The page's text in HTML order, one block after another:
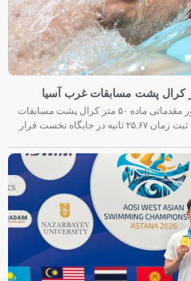
هومر عباسی، شناگر تیم ملی ایران، در دور مقدماتی ماده ۵۰ متر کرال پشت مسابقات